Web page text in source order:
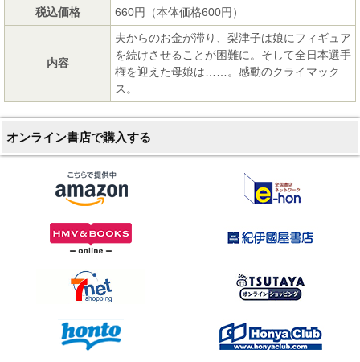
税込価格
660円（本体価格600円）
内容
夫からのお金が滞り、梨津子は娘にフィギュア
を続けさせることが困難に。そして全日本選手
権を迎えた母娘は……。感動のクライマック
ス。
オンライン書店で購入する